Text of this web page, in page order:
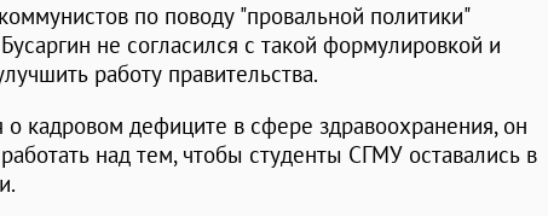
по поводу "провальной политики"
не согласился с такой формулировкой и
работу правительства.
о кадровом дефиците в сфере здравоохранения, он
над тем, чтобы студенты СГМУ оставались в